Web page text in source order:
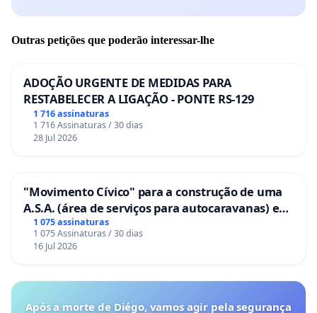
Outras petições que poderão interessar-lhe
ADOÇÃO URGENTE DE MEDIDAS PARA
RESTABELECER A LIGAÇÃO - PONTE RS-129
1 716 assinaturas
1 716 Assinaturas / 30 dias
28 Jul 2026
"Movimento Cívico" para a construção de uma
A.S.A. (área de serviços para autocaravanas) em
Coimbra
1 075 assinaturas
1 075 Assinaturas / 30 dias
16 Jul 2026
Após a morte de Diégo, vamos agir pela segurança